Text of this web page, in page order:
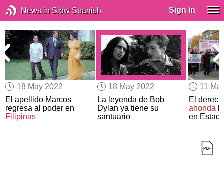
News in Slow Spanish Sign In
18 May 2022
El apellido Marcos
regresa al poder en
Filipinas
18 May 2022
La leyenda de Bob
Dylan ya tiene su
santuario
11
El
ahondala
en